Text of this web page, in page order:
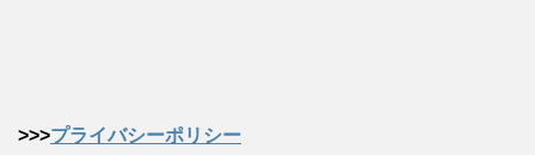
>>>プライバシーポリシー